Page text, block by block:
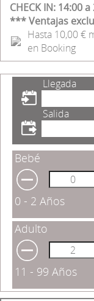
CHECK IN: 14:00 a
*** Ventajas
Hasta 10,00 €
en Booking
Llegada
Salida
Bebé
0 - 2 Años
Adulto
11 - 99 Años